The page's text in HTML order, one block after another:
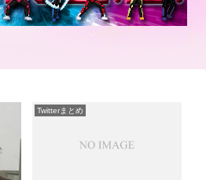
Twitterまとめ